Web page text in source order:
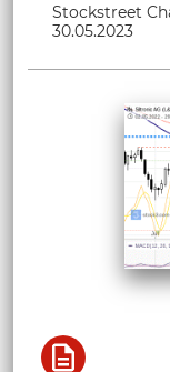
Stockstreet
30.05.2023